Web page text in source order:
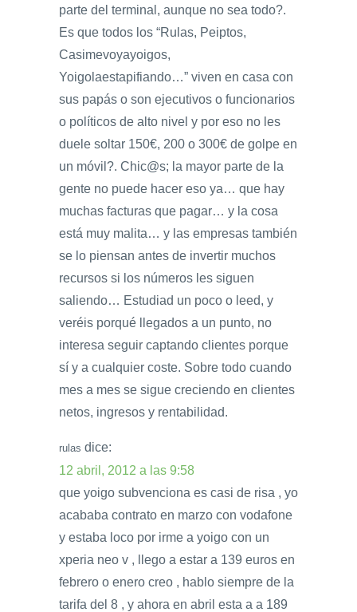
parte del terminal, aunque no sea todo?.
Es que todos los “Rulas, Peiptos,
Casimevoyayoigos,
Yoigolaestapifiando…” viven en casa con
sus papás o son ejecutivos o funcionarios
o políticos de alto nivel y por eso no les
duele soltar 150€, 200 o 300€ de golpe en
un móvil?. Chic@s; la mayor parte de la
gente no puede hacer eso ya… que hay
muchas facturas que pagar… y la cosa
está muy malita… y las empresas también
se lo piensan antes de invertir muchos
recursos si los números les siguen
saliendo… Estudiad un poco o leed, y
veréis porqué llegados a un punto, no
interesa seguir captando clientes porque
sí y a cualquier coste. Sobre todo cuando
mes a mes se sigue creciendo en clientes
netos, ingresos y rentabilidad.
rulas dice:
12 abril, 2012 a las 9:58
que yoigo subvenciona es casi de risa , yo
acababa contrato en marzo con vodafone
y estaba loco por irme a yoigo con un
xperia neo v , llego a estar a 139 euros en
febrero o enero creo , hablo siempre de la
tarifa del 8 , y ahora en abril esta a a 189